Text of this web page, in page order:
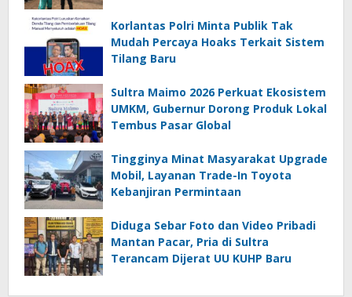
Korlantas Polri Minta Publik Tak
Mudah Percaya Hoaks Terkait Sistem
Tilang Baru
Sultra Maimo 2026 Perkuat Ekosistem
UMKM, Gubernur Dorong Produk Lokal
Tembus Pasar Global
Tingginya Minat Masyarakat Upgrade
Mobil, Layanan Trade-In Toyota
Kebanjiran Permintaan
Diduga Sebar Foto dan Video Pribadi
Mantan Pacar, Pria di Sultra
Terancam Dijerat UU KUHP Baru